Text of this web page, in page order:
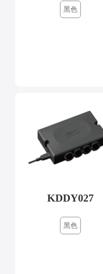
黑色
KDDY027
黑色